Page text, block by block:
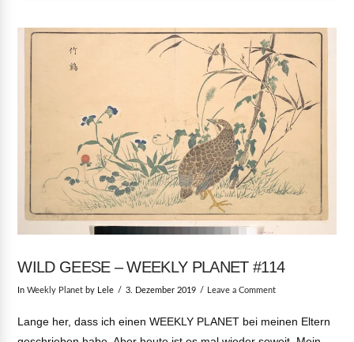
VIEW POST
WILD GEESE – WEEKLY PLANET #114
InWeekly Planet by Lele 3. Dezember 2019 Leave a Comment
Lange her, dass ich einen WEEKLY PLANET bei meinen Eltern